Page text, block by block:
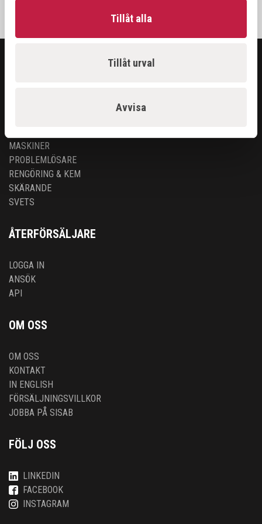
Tillåt alla
Tillåt urval
Avvisa
MASKINER
PROBLEMLÖSARE
RENGÖRING & KEM
SKÄRANDE
SVETS
ÅTERFÖRSÄLJARE
LOGGA IN
ANSÖK
API
OM OSS
OM OSS
KONTAKT
IN ENGLISH
FÖRSÄLJNINGSVILLKOR
JOBBA PÅ SISAB
FÖLJ OSS
LINKEDIN
FACEBOOK
INSTAGRAM